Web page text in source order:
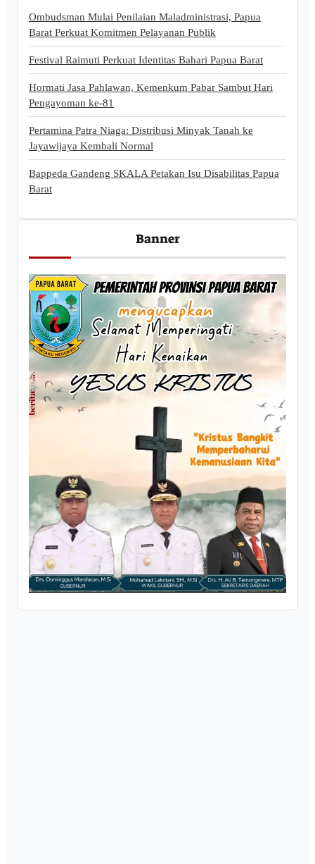
Ombudsman Mulai Penilaian Maladministrasi, Papua
Barat Perkuat Komitmen Pelayanan Publik
Festival Raimuti Perkuat Identitas Bahari Papua Barat
Hormati Jasa Pahlawan, Kemenkum Pabar Sambut Hari
Pengayoman ke-81
Pertamina Patra Niaga: Distribusi Minyak Tanah ke
Jayawijaya Kembali Normal
Bappeda Gandeng SKALA Petakan Isu Disabilitas Papua
Barat
Banner